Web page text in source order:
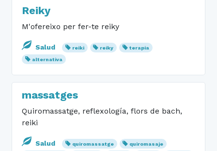
Reiky
M'ofereixo per fer-te reiky
Salud reiki reiky
terapia
alternativa
massatges
Quiromassatge, reflexología, flors de bach,
reiki
Salud quiromassatge
quiromasaje